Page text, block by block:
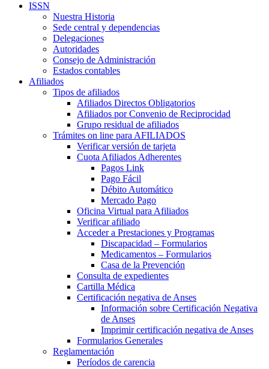
ISSN
Nuestra Historia
Sede central y dependencias
Delegaciones
Autoridades
Consejo de Administración
Estados contables
Afiliados
Tipos de afiliados
Afiliados Directos Obligatorios
Afiliados por Convenio de Reciprocidad
Grupo residual de afiliados
Trámites on line para AFILIADOS
Verificar versión de tarjeta
Cuota Afiliados Adherentes
Pagos Link
Pago Fácil
Débito Automático
Mercado Pago
Oficina Virtual para Afiliados
Verificar afiliado
Acceder a Prestaciones y Programas
Discapacidad – Formularios
Medicamentos – Formularios
Casa de la Prevención
Consulta de expedientes
Cartilla Médica
Certificación negativa de Anses
Información sobre Certificación Negativa
de Anses
Imprimir certificación negativa de Anses
Formularios Generales
Reglamentación
Períodos de carencia